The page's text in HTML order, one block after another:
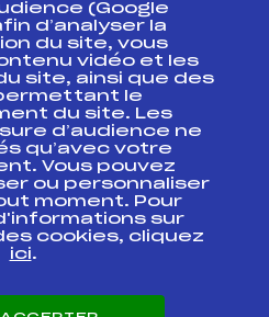
fédéral
Formation, Suivi
(Google
d’analyser la
du site, vous
vidéo et les
site, ainsi que des
le
du site. Les
d’audience ne
qu’avec votre
Vous pouvez
ou personnaliser
moment. Pour
sur
cookies, cliquez
ici.